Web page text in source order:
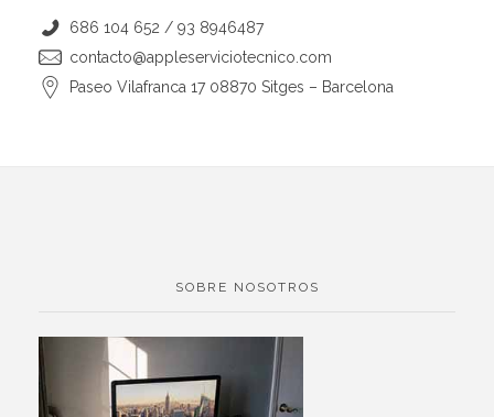
686 104 652 / 93 8946487
contacto@appleserviciotecnico.com
Paseo Vilafranca 17 08870 Sitges – Barcelona
SOBRE NOSOTROS